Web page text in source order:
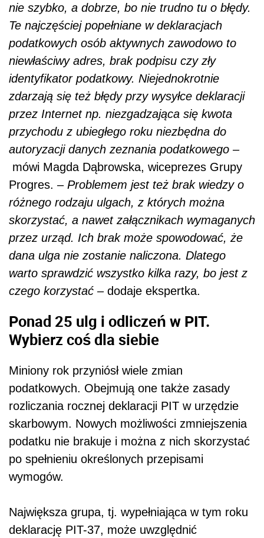
nie szybko, a dobrze, bo nie trudno tu o błędy.
Te najczęściej popełniane w deklaracjach
podatkowych osób aktywnych zawodowo to
niewłaściwy adres, brak podpisu czy zły
identyfikator podatkowy. Niejednokrotnie
zdarzają się też błędy przy wysyłce deklaracji
przez Internet np. niezgadzająca się kwota
przychodu z ubiegłego roku niezbędna do
autoryzacji danych zeznania podatkowego –
mówi Magda Dąbrowska, wiceprezes Grupy
Progres. – Problemem jest też brak wiedzy o
różnego rodzaju ulgach, z których można
skorzystać, a nawet załącznikach wymaganych
przez urząd. Ich brak może spowodować, że
dana ulga nie zostanie naliczona. Dlatego
warto sprawdzić wszystko kilka razy, bo jest z
czego korzystać – dodaje ekspertka.
Ponad 25 ulg i odliczeń w PIT.
Wybierz coś dla siebie
Miniony rok przyniósł wiele zmian
podatkowych. Obejmują one także zasady
rozliczania rocznej deklaracji PIT w urzędzie
skarbowym. Nowych możliwości zmniejszenia
podatku nie brakuje i można z nich skorzystać
po spełnieniu określonych przepisami
wymogów.
Największa grupa, tj. wypełniająca w tym roku
deklarację PIT-37, może uwzględnić